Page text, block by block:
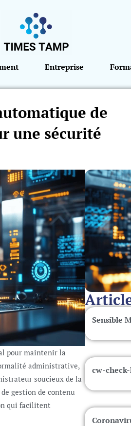
Entreprise
de
une sécurité
pour maintenir la
administrative,
soucieux de la
gestion de contenu
qui facilitent
Sensible
cw-